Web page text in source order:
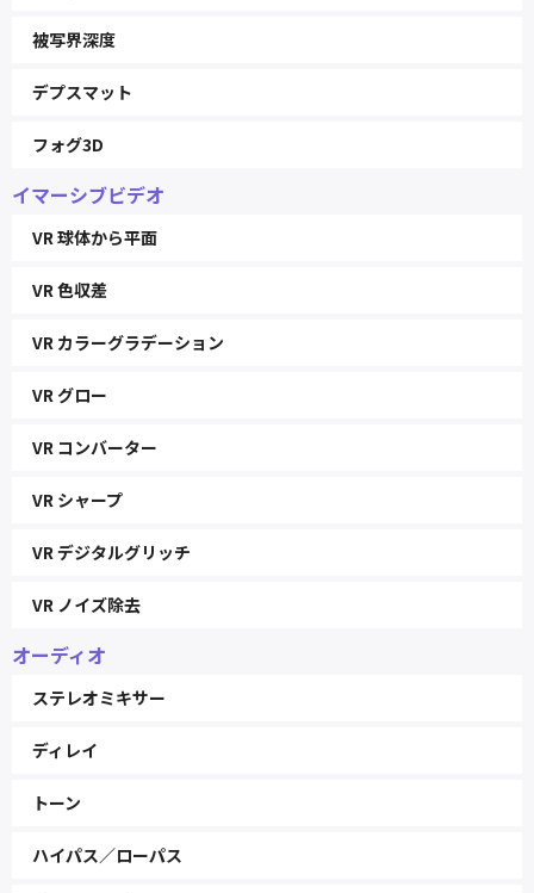
被写界深度
デプスマット
フォグ3D
イマーシブビデオ
VR 球体から平面
VR 色収差
VR カラーグラデーション
VR グロー
VR コンバーター
VR シャープ
VR デジタルグリッチ
VR ノイズ除去
オーディオ
ステレオミキサー
ディレイ
トーン
ハイパス／ローパス